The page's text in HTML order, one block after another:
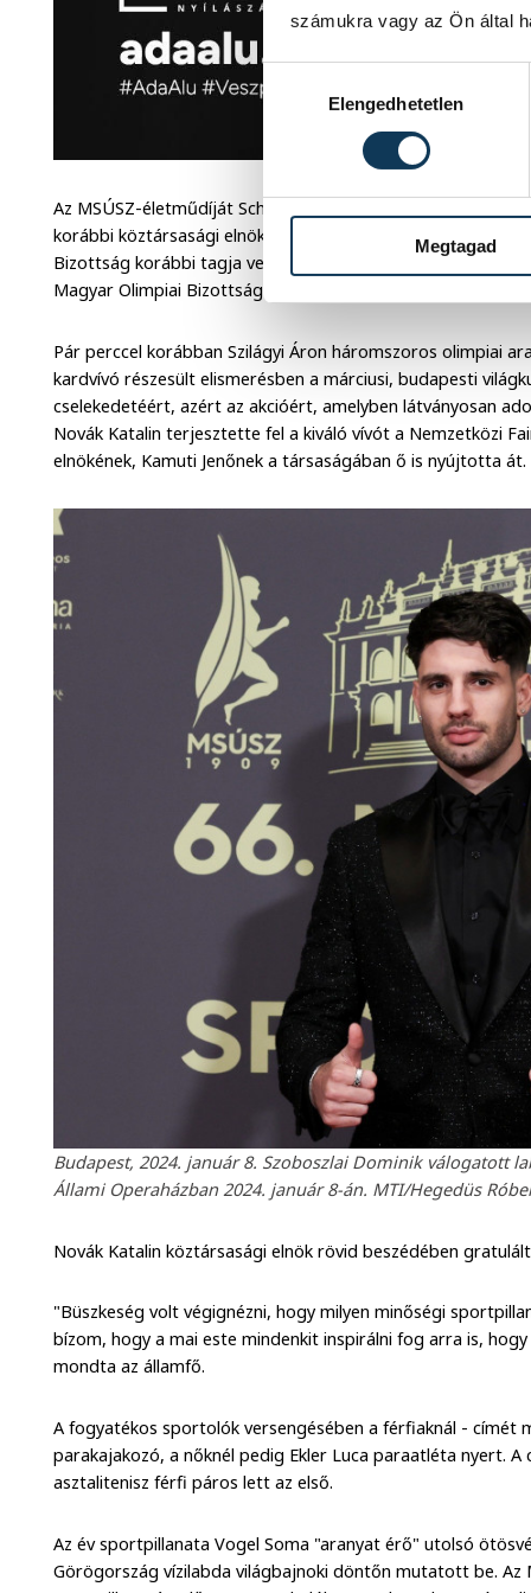
számukra vagy az Ön által
Elengedhetetlen
Megtagad
Az MSÚSZ-életműdíját Schmitt Pál kétszeres olimpiai
korábbi köztársasági elnök, a Magyar Olimpiai Bizottság
Bizottság korábbi tagja vehette át Novák Katalin
Magyar Olimpiai Bizottság (MOB) elnökétől. A jelenlévők
Pár perccel korábban Szilágyi Áron háromszoros olimpiai
kardvívó részesült elismerésben a márciusi, budapesti
cselekedetéért, azért az akcióért, amelyben látványosan
Novák Katalin terjesztette fel a kiváló vívót a Nemzetközi
elnökének, Kamuti Jenőnek a társaságában ő is nyújtotta át.
Budapest, 2024. január 8. Szoboszlai Dominik válogatott
Állami Operaházban 2024. január 8-án. MTI/Hegedüs
Novák Katalin köztársasági elnök rövid beszédében
"Büszkeség volt végignézni, hogy milyen minőségi
bízom, hogy a mai este mindenkit inspirálni fog arra is,
mondta az államfő.
A fogyatékos sportolók versengésében a férfiaknál - címét
parakajakozó, a nőknél pedig Ekler Luca paraatléta nyert.
asztalitenisz férfi páros lett az első.
Az év sportpillanata Vogel Soma "aranyat érő" utolsó
Görögország vízilabda világbajnoki döntőn mutatott be. Az